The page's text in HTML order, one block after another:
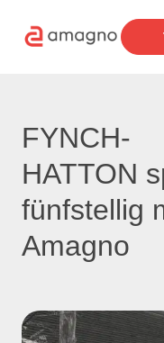
FYNCH-
HATTON
fünfstellig
Amagno